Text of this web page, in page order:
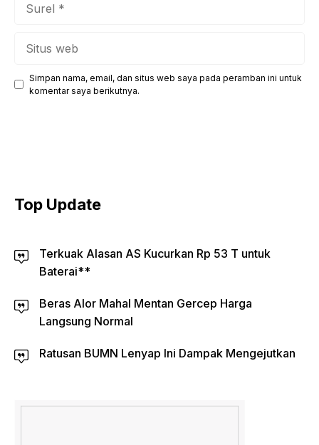
Simpan nama, email, dan situs web saya pada peramban ini untuk
komentar saya berikutnya.
Top Update
Terkuak Alasan AS Kucurkan Rp 53 T untuk
Baterai**
Beras Alor Mahal Mentan Gercep Harga
Langsung Normal
Ratusan BUMN Lenyap Ini Dampak Mengejutkan